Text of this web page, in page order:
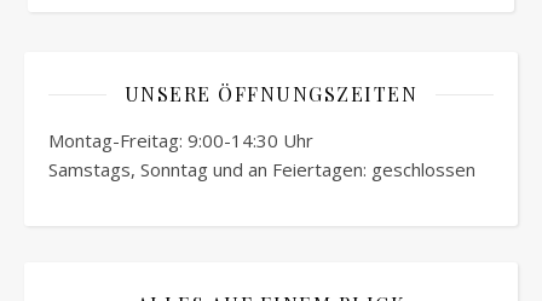
UNSERE ÖFFNUNGSZEITEN
Montag-Freitag: 9:00-14:30 Uhr
Samstags, Sonntag und an Feiertagen: geschlossen